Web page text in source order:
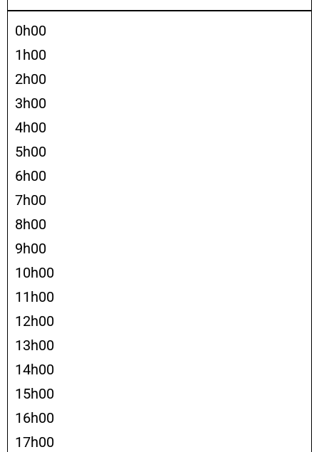
0h00
1h00
2h00
3h00
4h00
5h00
6h00
7h00
8h00
9h00
10h00
11h00
12h00
13h00
14h00
15h00
16h00
17h00